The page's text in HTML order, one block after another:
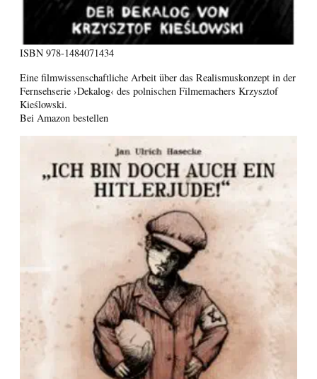
ISBN 978-1484071434
Eine filmwissenschaftliche Arbeit über das Realismuskonzept in der
Fernsehserie ›Dekalog‹ des polnischen Filmemachers Krzysztof
Kieślowski.
Bei Amazon bestellen